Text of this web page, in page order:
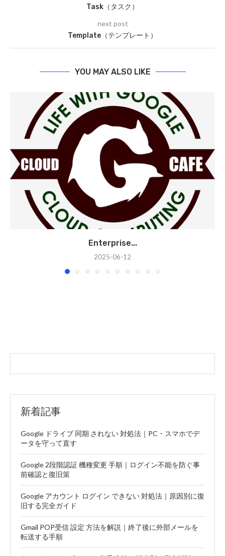
Task（タスク）
next post
Template（テンプレート）
YOU MAY ALSO LIKE
Enterprise...
2025-06-12
新着記事
Google ドライブ 同期 されない 対処法｜PC・スマホでデ
ータを守って直す
Google 2段階認証 機種変更 手順｜ログイン不能を防ぐ事
前確認と復旧策
Google アカウント ログイン できない 対処法｜原因別に復
旧する完全ガイド
Gmail POP受信 設定 方法を解説｜終了後に外部メールを
転送する手順